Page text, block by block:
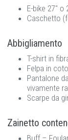
E-bike 27" o
Caschetto
Abbigliamento
T-shirt in
Felpa in
Pantalone
vivamente
Scarpe da
Zainetto
Buff –